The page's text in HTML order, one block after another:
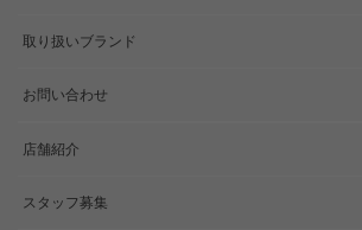
取り扱いブランド
お問い合わせ
店舗紹介
スタッフ募集